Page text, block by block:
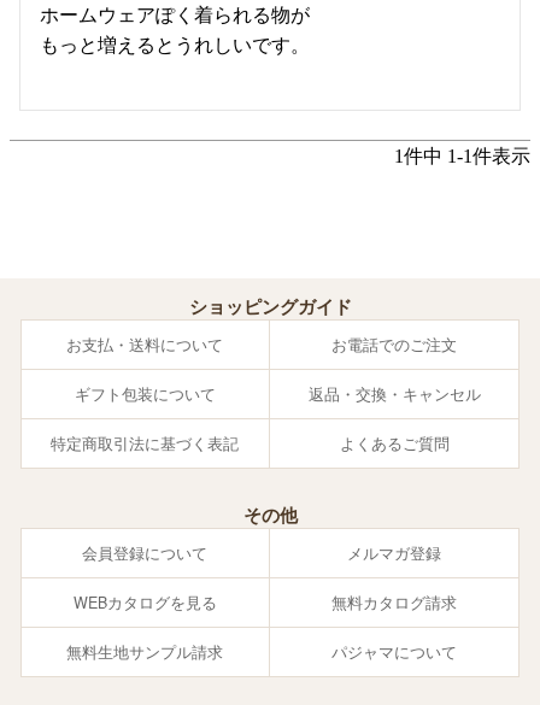
ホームウェアぽく着られる物が
もっと増えるとうれしいです。
1件中 1-1件表示
ショッピングガイド
お支払・送料について お電話でのご注文
ギフト包装について 返品・交換・キャンセル
特定商取引法に基づく表記 よくあるご質問
その他
会員登録について メルマガ登録
WEBカタログを見る 無料カタログ請求
無料生地サンプル請求 パジャマについて